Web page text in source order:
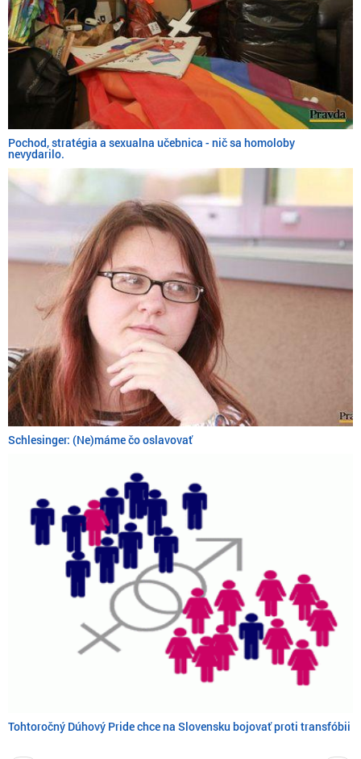
Pochod, stratégia a sexualna učebnica - nič sa homoloby
nevydarilo.
Schlesinger: (Ne)máme čo oslavovať
Tohtoročný Dúhový Pride chce na Slovensku bojovať proti transfóbii